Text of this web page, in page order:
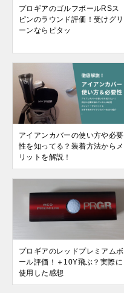
プロギアのゴルフボールRSス
ピンのラウンド評価！受けグリ
ーンならピタッ
アイアンカバーの使い方や必要
性を知ってる？装着方法からメ
リットを解説！
プロギアのレッドプレミアムボ
ール評価！＋10Y飛ぶ？実際に
使用した感想